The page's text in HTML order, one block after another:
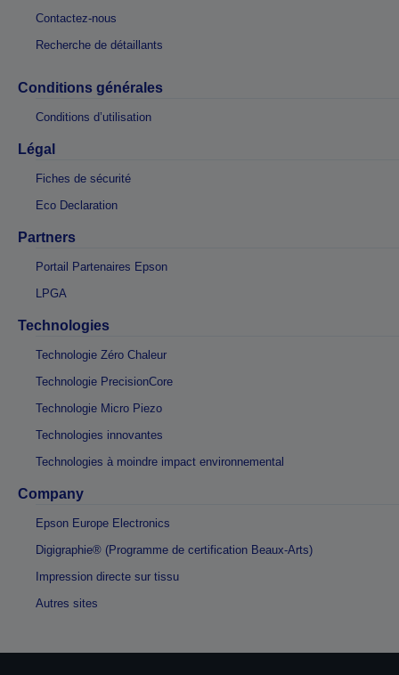
Contactez-nous
Recherche de détaillants
Conditions générales
Conditions d’utilisation
Légal
Fiches de sécurité
Eco Declaration
Partners
Portail Partenaires Epson
LPGA
Technologies
Technologie Zéro Chaleur
Technologie PrecisionCore
Technologie Micro Piezo
Technologies innovantes
Technologies à moindre impact environnemental
Company
Epson Europe Electronics
Digigraphie® (Programme de certification Beaux-Arts)
Impression directe sur tissu
Autres sites